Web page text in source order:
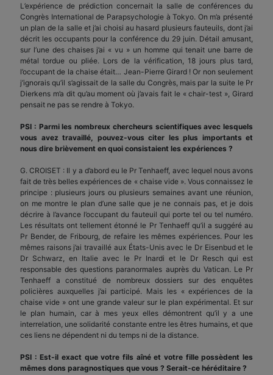
L’expérience de prédiction concernait la salle de conférences du
Congrès International de Parapsychologie à Tokyo. On m’a présenté
un plan de la salle et j’ai choisi au hasard plusieurs fauteuils, dont j’ai
décrit les occupants pour la conférence du 29 juin. Détail amusant,
sur l’une des chaises j’ai « vu » un homme qui tenait une barre de
métal tordue ou pliée. Lors de la vérification, 18 jours plus tard,
l’occupant de la chaise était… Jean-Pierre Girard ! Or non seulement
j’ignorais qu’il s’agissait de la salle du Congrès, mais par la suite le Pr
Dierkens m’a dit qu’au moment où j’avais fait le « chair-test », Girard
pensait ne pas se rendre à Tokyo.
PSI : Parmi les nombreux chercheurs scientifiques avec lesquels
vous avez travaillé, pouvez-vous citer les plus importants et
nous dire brièvement en quoi consistaient les expériences ?
G. CROISET : Il y a d’abord eu le Pr Tenhaeff, avec lequel nous avons
fait de très belles expériences de « chaise vide ». Vous connaissez le
principe : plusieurs jours ou plusieurs semaines avant une réunion,
on me montre le plan d’une salle que je ne connais pas, et je dois
décrire à l’avance l’occupant du fauteuil qui porte tel ou tel numéro.
Les résultats ont tellement étonné le Pr Tenhaeff qu’il a suggéré au
Pr Bender, de Fribourg, de refaire les mêmes expériences. Pour les
mêmes raisons j’ai travaillé aux États-Unis avec le Dr Eisenbud et le
Dr Schwarz, en Italie avec le Pr Inardi et le Dr Resch qui est
responsable des questions paranormales auprès du Vatican. Le Pr
Tenhaeff a constitué de nombreux dossiers sur des enquêtes
policières auxquelles j’ai participé. Mais les « expériences de la
chaise vide » ont une grande valeur sur le plan expérimental. Et sur
le plan humain, car à mes yeux elles démontrent qu’il y a une
interrelation, une solidarité constante entre les êtres humains, et que
ces liens ne dépendent ni du temps ni de la distance.
PSI : Est-il exact que votre fils aîné et votre fille possèdent les
mêmes dons paragnostiques que vous ? Serait-ce héréditaire ?